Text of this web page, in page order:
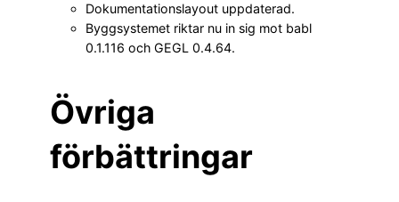
Dokumentationslayout uppdaterad.
Byggsystemet riktar nu in sig mot babl
0.1.116 och GEGL 0.4.64.
Övriga
förbättringar